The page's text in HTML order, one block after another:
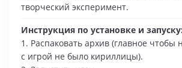
творческий эксперимент.
Инструкция по установке и запуску:
1. Распаковать архив (главное чтобы
с игрой не было кириллицы).